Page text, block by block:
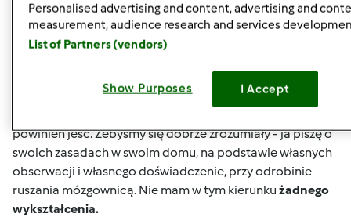
- proszę uprzejmie. Tylko pamiętaj, że ja nie
jestem żadnym fachowcem - ot samouk ze mnie
powinien jeść. Żebyśmy się dobrze zrozumiały - ja piszę o
swoich zasadach w swoim domu, na podstawie własnych
obserwacji i własnego doświadczenie, przy odrobinie
ruszania mózgownicą. Nie mam w tym kierunku żadnego
wykształcenia.
Personalised advertising and content, advertising and
measurement, audience research and services
List of Partners (vendors)
Show Purposes I Accept